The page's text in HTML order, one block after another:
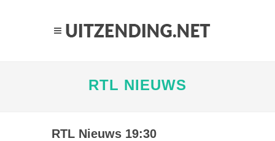
RTL NIEUWS
RTL Nieuws 19:30